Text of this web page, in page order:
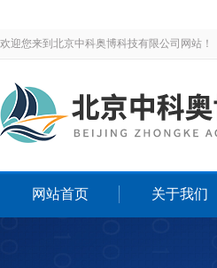
欢迎您来到北京中科奥博科技有限公司网站！
网站首页 关于我们